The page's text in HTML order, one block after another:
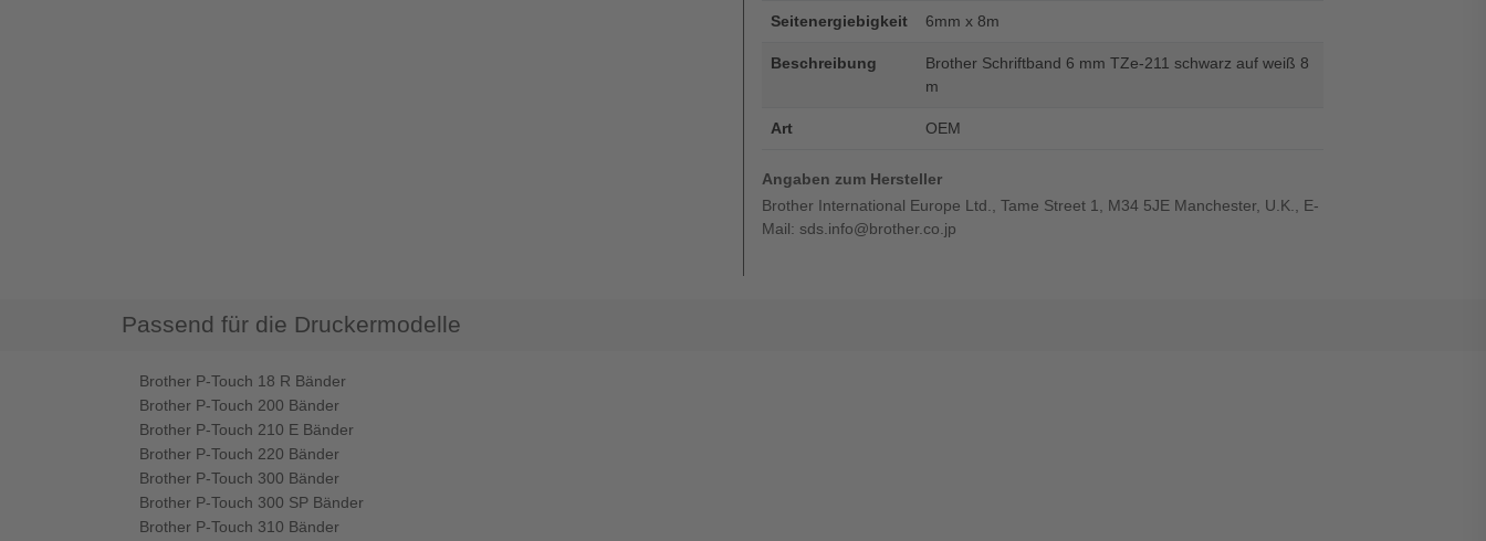
Seitenergiebigkeit 6mm x 8m
Beschreibung
Brother Schriftband 6 mm TZe-211 schwarz auf weiß 8
m
Art OEM
Angaben zum Hersteller
Brother International Europe Ltd., Tame Street 1, M34 5JE Manchester, U.K., E-
Mail: sds.info@brother.co.jp
Passend für die Druckermodelle
Brother P-Touch 18 R Bänder
Brother P-Touch 200 Bänder
Brother P-Touch 210 E Bänder
Brother P-Touch 220 Bänder
Brother P-Touch 300 Bänder
Brother P-Touch 300 SP Bänder
Brother P-Touch 310 Bänder